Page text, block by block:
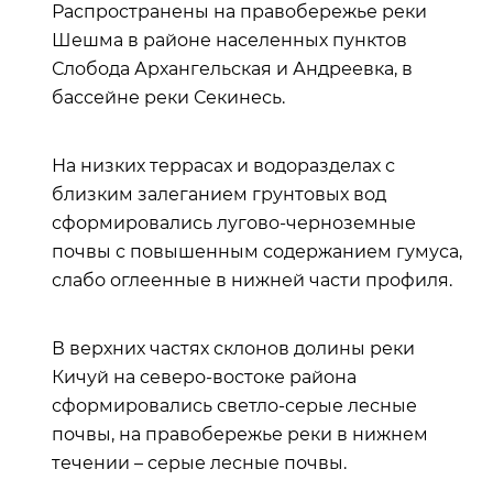
Распространены на правобережье реки
Шешма в районе населенных пунктов
Слобода Архангельская и Андреевка, в
бассейне реки Секинесь.
На низких террасах и водоразделах с
близким залеганием грунтовых вод
сформировались лугово-черноземные
почвы с повышенным содержанием гумуса,
слабо оглеенные в нижней части профиля.
В верхних частях склонов долины реки
Кичуй на северо-востоке района
сформировались светло-серые лесные
почвы, на правобережье реки в нижнем
течении – серые лесные почвы.